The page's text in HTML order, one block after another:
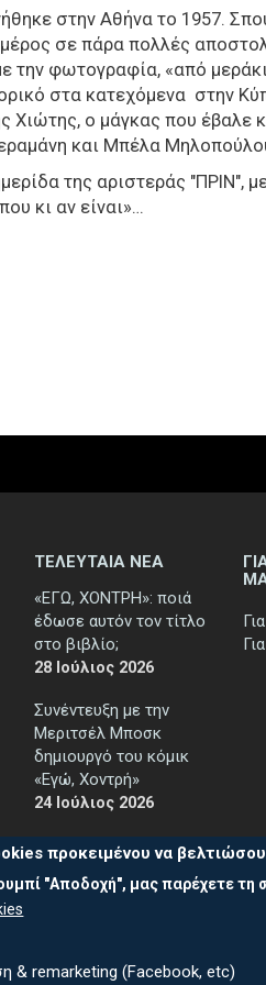
στην Αθήνα το 1957.
σε πάρα πολλές
την φωτογραφία, «από
στα κατεχόμενα
Χιώτης, ο μάγκας που έβαλε
και Μπέλα
της αριστεράς "ΠΡΙΝ",
κι αν είναι»…
ΤΕΛΕΥΤΑΙΑ ΝΕΑ
«ΕΓΩ, ΧΟΝΤΡΗ»: ποιά
έδωσε αυτόν τον τίτλο
στο βιβλίο;
28 Ιούλιος 2026
Συνέντευξη με την
Μεριτσέλ Μποσκ
δημιουργό του κόμικ
«Εγώ, Χοντρή»
24 Ιούλιος 2026
προκειμένου να
"Αποδοχή", μας παρέχετε
& remarketing (Facebook, etc)